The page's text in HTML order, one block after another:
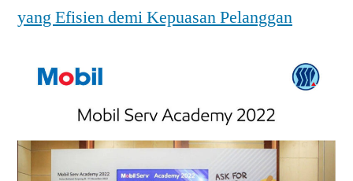
yang Efisien demi Kepuasan Pelanggan